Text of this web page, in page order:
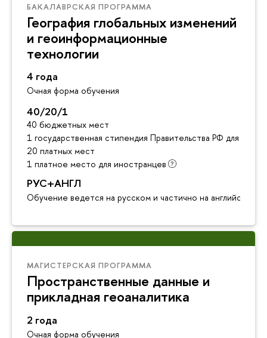
БАКАЛАВРСКАЯ ПРОГРАММА
География глобальных изменений
и геоинформационные
технологии
4 года
Очная форма обучения
40/20/1
40 бюджетных мест
1 государственная стипендия Правительства РФ для
20 платных мест
1 платное место для иностранцев
РУС+АНГЛ
Обучение ведется на русском и частично на английском
МАГИСТЕРСКАЯ ПРОГРАММА
Пространственные данные и
прикладная геоаналитика
2 года
Очная форма обучения